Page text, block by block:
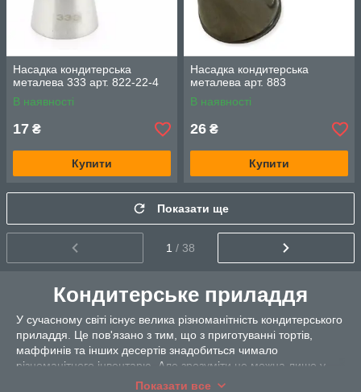
Насадка кондитерська
металева 333 арт. 822-22-4
В наявності
17 ₴
Купити
Насадка кондитерська
металева арт. 883
В наявності
26 ₴
Купити
Показати ще
1 / 38
Кондитерське приладдя
У сучасному світі існує велика різноманітність кондитерського
приладдя. Це пов'язано з тим, що з приготуванні тортів,
маффинів та інших десертів знадобиться чимало
різноманітного інвентарю. Але зрозуміти це можна лише у
процесі приготування. Всі ці інструменти суттєво полегшать
Показати все